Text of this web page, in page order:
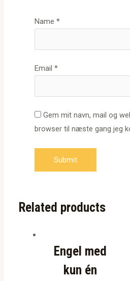
Name*
Email*
Gem mit navn, mail og
browser til næste gang jeg
Related products
Engel med
kun én